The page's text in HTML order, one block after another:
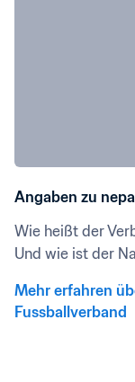
Angaben zu
Wie heißt der
Und wie ist der
Mehr erfahren
Fussballverband